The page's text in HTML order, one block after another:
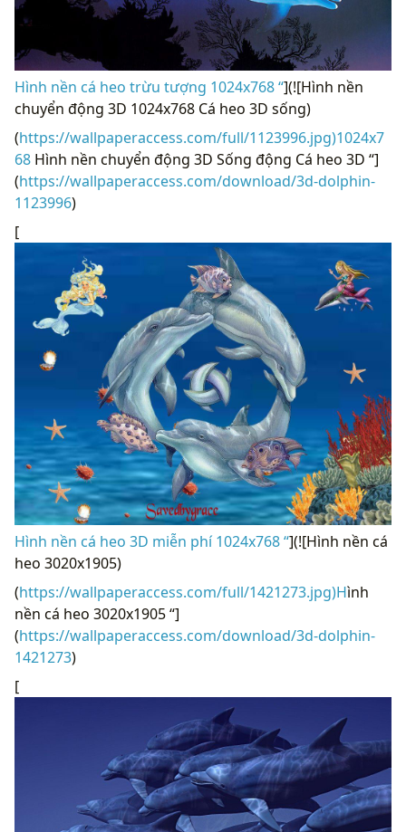
Hình nền cá heo trừu tượng 1024x768 “](![Hình nền
chuyển động 3D 1024x768 Cá heo 3D sống)
(https://wallpaperaccess.com/full/1123996.jpg)1024x7
68 Hình nền chuyển động 3D Sống động Cá heo 3D “]
(https://wallpaperaccess.com/download/3d-dolphin-
1123996)
[
Hình nền cá heo 3D miễn phí 1024x768 “](![Hình nền cá
heo 3020x1905)
(https://wallpaperaccess.com/full/1421273.jpg)Hình
nền cá heo 3020x1905 “]
(https://wallpaperaccess.com/download/3d-dolphin-
1421273)
[